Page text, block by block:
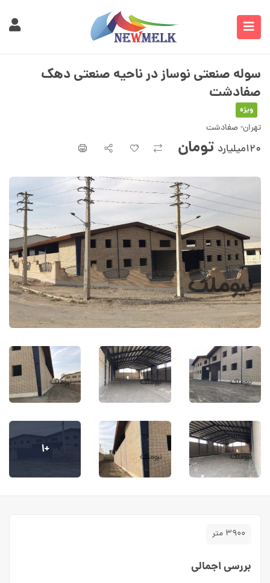
سوله صنعتی نوساز در ناحیه صنعتی دهک
صفادشت
ویژه
تهران- صفادشت
۱۲۰میلیارد تومان
+۱
۳۹۰۰ متر
بررسی اجمالی